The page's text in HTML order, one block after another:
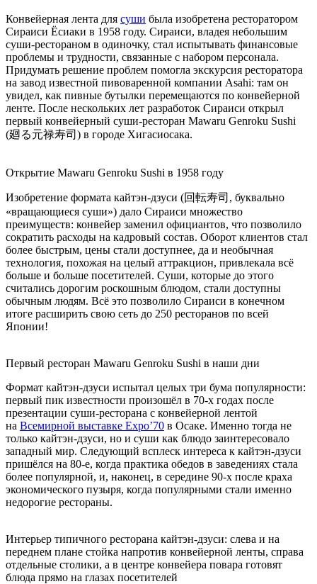
Конвейерная лента для суши была изобретена ресторатором
Сираиси Ёсиаки в 1958 году. Сираиси, владея небольшим
суши-рестораном в одиночку, стал испытывать финансовые
проблемы и трудности, связанные с набором персонала.
Придумать решение проблем помогла экскурсия ресторатора
на завод известной пивоваренной компании Asahi: там он
увидел, как пивные бутылки перемещаются по конвейерной
ленте. После нескольких лет разработок Сираиси открыл
первый конвейерный суши-ресторан Mawaru Genroku Sushi
(廻る元禄寿司) в городе Хигасиосака.
Открытие Mawaru Genroku Sushi в 1958 году
Изобретение формата кайтэн-дзуси (回転寿司, буквально
«вращающиеся суши») дало Сираиси множество
преимуществ: конвейер заменил официантов, что позволило
сократить расходы на кадровый состав. Оборот клиентов стал
более быстрым, цены стали доступнее, да и необычная
технология, похожая на целый аттракцион, привлекала всё
больше и больше посетителей. Суши, которые до этого
считались дорогим роскошным блюдом, стали доступны
обычным людям. Всё это позволило Сираиси в конечном
итоге расширить свою сеть до 250 ресторанов по всей
Японии!
Первый ресторан Mawaru Genroku Sushi в наши дни
Формат кайтэн-дзуси испытал целых три бума популярности:
первый пик известности произошёл в 70-х годах после
презентации суши-ресторана с конвейерной лентой
на Всемирной выставке Expo’70 в Осаке. Именно тогда не
только кайтэн-дзуси, но и суши как блюдо заинтересовало
западный мир. Следующий всплеск интереса к кайтэн-дзуси
пришёлся на 80-е, когда практика обедов в заведениях стала
более популярной, и, наконец, в середине 90-х после краха
экономического пузыря, когда популярными стали именно
недорогие рестораны.
Интерьер типичного ресторана кайтэн-дзуси: слева и на
переднем плане стойка напротив конвейерной ленты, справа
отдельные столики, а в центре конвейера повара готовят
блюда прямо на глазах посетителей